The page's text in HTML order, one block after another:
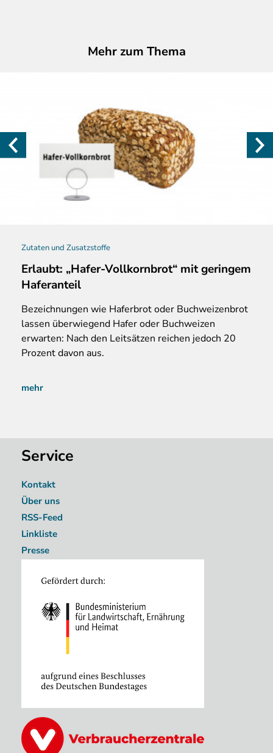
Mehr zum Thema
Zutaten und Zusatzstoffe
Erlaubt: „Hafer-Vollkornbrot“ mit geringem
Haferanteil
Bezeichnungen wie Haferbrot oder Buchweizenbrot
lassen überwiegend Hafer oder Buchweizen
erwarten: Nach den Leitsätzen reichen jedoch 20
Prozent davon aus.
mehr
Image
Service
Kontakt
Über uns
RSS-Feed
Linkliste
Presse